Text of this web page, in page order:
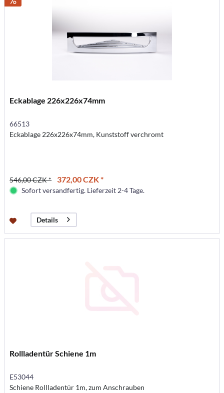
Eckablage 226x226x74mm
66513
Eckablage 226x226x74mm, Kunststoff verchromt
546,00 CZK * 372,00 CZK *
Sofort versandfertig. Lieferzeit 2-4 Tage.
Details
Rollladentür Schiene 1m
E53044
Schiene Rollladentür 1m, zum Anschrauben